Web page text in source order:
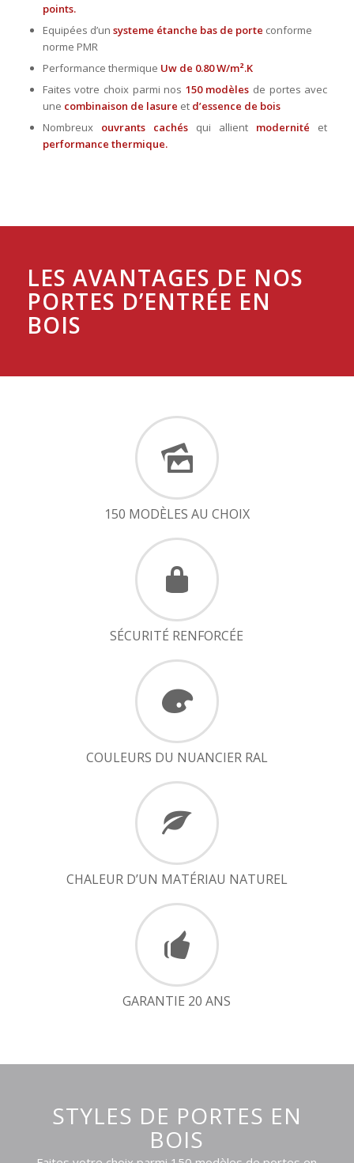
points.
Equipées d’un systeme étanche bas de porte conforme
norme PMR
Performance thermique Uw de 0.80 W/m².K
Faites votre choix parmi nos 150 modèles de portes avec
une combinaison de lasure et d’essence de bois
Nombreux ouvrants cachésqui allient modernité et
performance thermique.
LES AVANTAGES DE NOS
PORTES D’ENTRÉE EN
BOIS
150 MODÈLES AU CHOIX
SÉCURITÉ RENFORCÉE
COULEURS DU NUANCIER RAL
CHALEUR D’UN MATÉRIAU NATUREL
GARANTIE 20 ANS
STYLES DE PORTES EN
BOIS